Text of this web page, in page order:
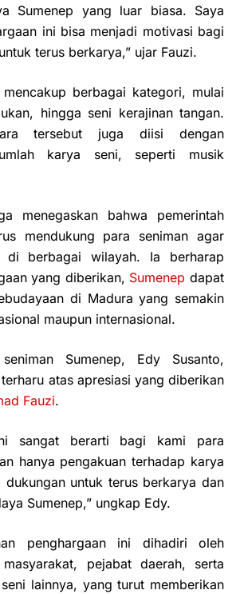
Sumenep yang luar biasa. Saya
ini bisa menjadi motivasi bagi
terus berkarya,” ujar Fauzi.
mencakup berbagai kategori, mulai
hingga seni kerajinan tangan.
tersebut juga diisi dengan
karya seni, seperti musik
menegaskan bahwa pemerintah
mendukung para seniman agar
berbagai wilayah. Ia berharap
yang diberikan, Sumenep dapat
di Madura yang semakin
maupun internasional.
Sumenep, Edy Susanto,
atas apresiasi yang diberikan
Fauzi.
sangat berarti bagi kami para
hanya pengakuan terhadap karya
untuk terus berkarya dan
Sumenep,” ungkap Edy.
penghargaan ini dihadiri oleh
pejabat daerah, serta
lainnya, yang turut memberikan